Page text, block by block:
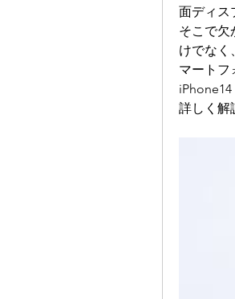
面ディス
そこで欠
けでなく
マートフ
詳しく解